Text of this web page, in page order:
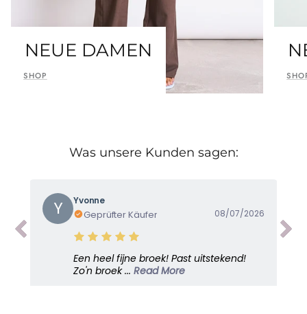
NEUE DAMEN
SHOP
Was unsere Kunden sagen:
Y Yvonne
Geprüfter Käufer 08/07/2026
Een heel fijne broek! Past uitstekend!
Zo'n broek ... Read More